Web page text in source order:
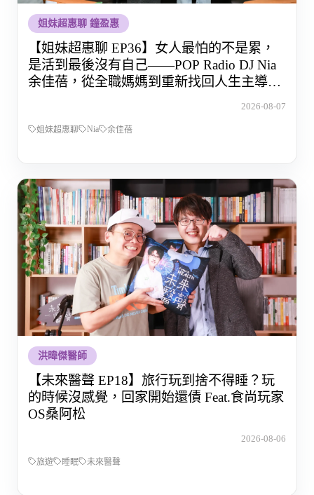
姐妹超惠聊 鐘盈惠
【姐妹超惠聊 EP36】女人最怕的不是累，
是活到最後沒有自己——POP Radio DJ Nia
余佳蓓，從全職媽媽到重新找回人生主導權
2026-08-07
姐妹超惠聊 Nia 余佳蓓
洪暐傑醫師
【未來醫聲 EP18】旅行玩到捨不得睡？玩
的時候沒感覺，回家開始還債 Feat.食尚玩家
OS桑阿松
2026-08-06
旅遊 睡眠 未來醫聲